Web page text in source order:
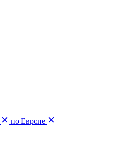
по Европе